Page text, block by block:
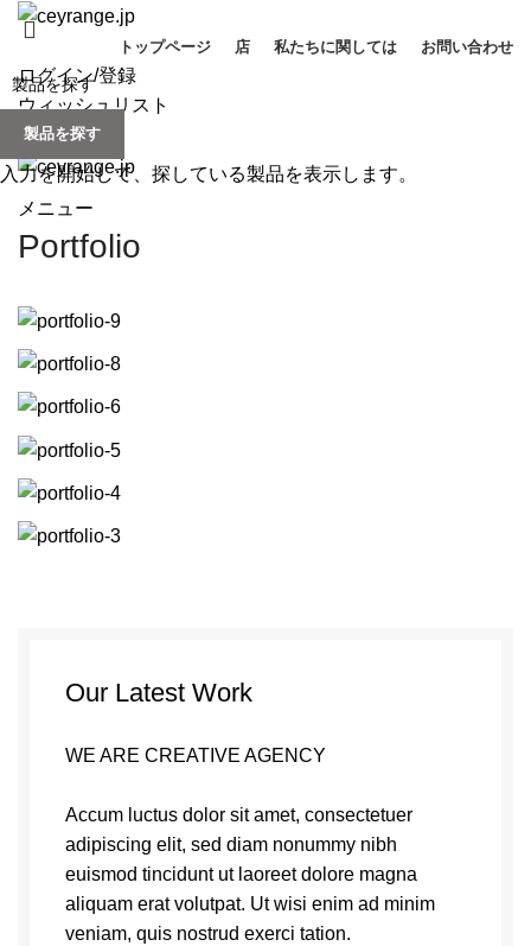
トップページ 店 私たちに関しては お問い合わせ
ログイン/登録
ウィッシュリスト
0items / ¥
メニュー
Portfolio
Our Latest Work
WE ARE CREATIVE AGENCY
Accum luctus dolor sit amet, consectetuer
adipiscing elit, sed diam nonummy nibh
euismod tincidunt ut laoreet dolore magna
aliquam erat volutpat. Ut wisi enim ad minim
veniam, quis nostrud exerci tation.
製品を探す
入力を開始して、探している製品を表示します。